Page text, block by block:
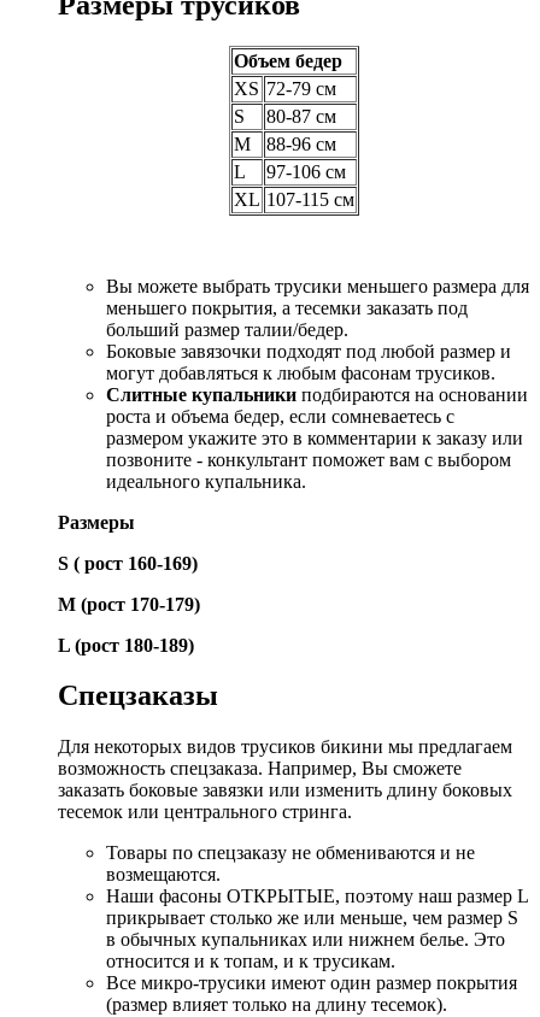
Объем бедер
XS 72-79 см
S
80-87 см
M
88-96 см
L
97-106 см
XL 107-115 см
Вы можете выбрать трусики меньшего размера для
меньшего покрытия, а тесемки заказать под
больший размер талии/бедер.
Боковые завязочки подходят под любой размер и
могут добавляться к любым фасонам трусиков.
Слитные купальники подбираются на основании
роста и объема бедер, если сомневаетесь с
размером укажите это в комментарии к заказу или
позвоните - конкультант поможет вам с выбором
идеального купальника.
Размеры
S ( рост 160-169)
М (рост 170-179)
L (рост 180-189)
Спецзаказы
Для некоторых видов трусиков бикини мы предлагаем
возможность спецзаказа. Например, Вы сможете
заказать боковые завязки или изменить длину боковых
тесемок или центрального стринга.
Товары по спецзаказу не обмениваются и не
возмещаются.
Наши фасоны ОТКРЫТЫЕ, поэтому наш размер L
прикрывает столько же или меньше, чем размер S
в обычных купальниках или нижнем белье. Это
относится и к топам, и к трусикам.
Все микро-трусики имеют один размер покрытия
(размер влияет только на длину тесемок).